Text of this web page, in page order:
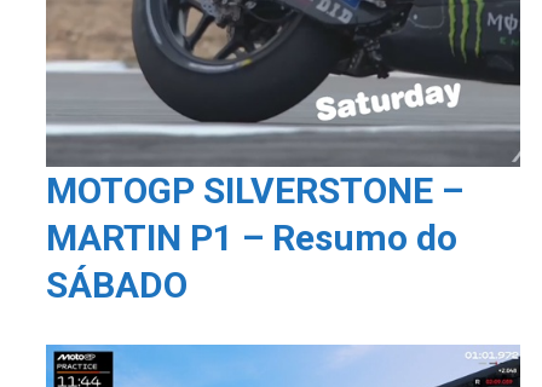
MOTOGP SILVERSTONE –
MARTIN P1 – Resumo do
SÁBADO